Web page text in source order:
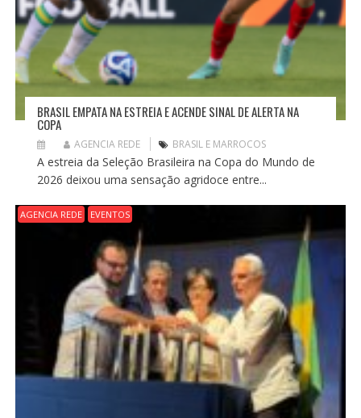
BRASIL EMPATA NA ESTREIA E ACENDE SINAL DE ALERTA NA
COPA
AGENCIA REDE BRASIL E MARROCOS
A estreia da Seleção Brasileira na Copa do Mundo de
2026 deixou uma sensação agridoce entre...
AGENCIA REDE EVENTOS